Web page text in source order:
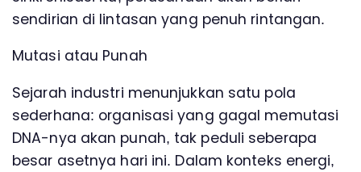
sendirian di lintasan yang penuh rintangan.
Mutasi atau Punah
Sejarah industri menunjukkan satu pola
sederhana: organisasi yang gagal memutasi
DNA-nya akan punah, tak peduli seberapa
besar asetnya hari ini. Dalam konteks energi,